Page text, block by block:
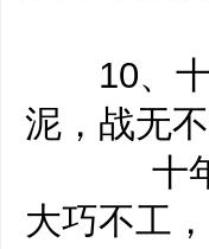
10、十
泥，战无
十年后
大巧不工